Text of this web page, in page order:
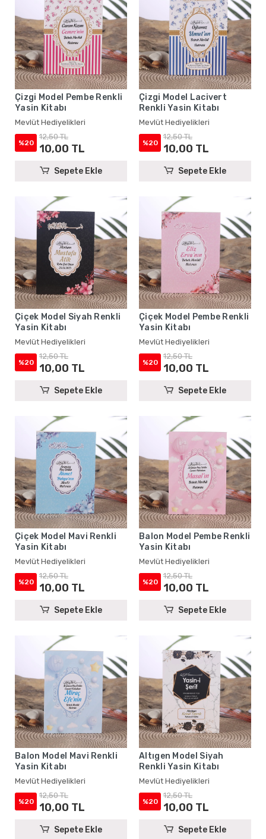
Çizgi Model Pembe Renkli
Yasin Kitabı
Mevlüt Hediyelikleri
%20
12,50 TL
10,00 TL
Sepete Ekle
Çizgi Model Lacivert
Renkli Yasin Kitabı
Mevlüt Hediyelikleri
%20
12,50 TL
10,00 TL
Sepete Ekle
Çiçek Model Siyah Renkli
Yasin Kitabı
Mevlüt Hediyelikleri
%20
12,50 TL
10,00 TL
Sepete Ekle
Çiçek Model Pembe Renkli
Yasin Kitabı
Mevlüt Hediyelikleri
%20
12,50 TL
10,00 TL
Sepete Ekle
Çiçek Model Mavi Renkli
Yasin Kitabı
Mevlüt Hediyelikleri
%20
12,50 TL
10,00 TL
Sepete Ekle
Balon Model Pembe Renkli
Yasin Kitabı
Mevlüt Hediyelikleri
%20
12,50 TL
10,00 TL
Sepete Ekle
Balon Model Mavi Renkli
Yasin Kitabı
Mevlüt Hediyelikleri
%20
12,50 TL
10,00 TL
Sepete Ekle
Altıgen Model Siyah
Renkli Yasin Kitabı
Mevlüt Hediyelikleri
%20
12,50 TL
10,00 TL
Sepete Ekle